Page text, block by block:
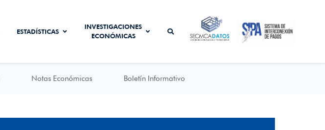
ESTADÍSTICAS
INVESTIGACIONES
ECONÓMICAS
SECMCA
DATOS
SISTEMA DE
INTERCONEXIÓN
DE PAGOS
Notas Económicas Boletín Informativo